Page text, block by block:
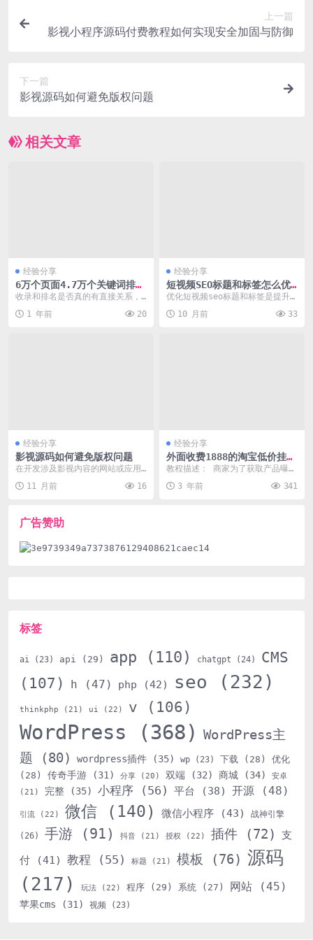
上一篇
影视小程序源码付费教程如何实现安全加固与防御
下一篇
影视源码如何避免版权问题
相关文章
经验分享
6万个页面4.7万个关键词排名
的秘籍
收录和排名是否真的有直接关系，
已经有公告明确的说到...
1 年前 20
经验分享
短视频SEO标题和标签怎么优
化
优化短视频seo标题和标签是提升
以下是基于当前技术...
10 月前 33
经验分享
影视源码如何避免版权问题
在开发涉及影视内容的网站或应用
而，未经授权使用影视源...
11 月前 16
经验分享
外面收费1888的淘宝低价挂机
项目
教程描述： 商家为了获取产品曝光
调低，我们合理的利...
3 年前 341
广告赞助
标签
ai (23) api (29) app (110) chatgpt (24)
CMS
(107)
h (47) php (42) seo (232)
thinkphp (21) ui (22) v (106)
WordPress (368) WordPress主
题 (80) wordpress插件 (35) wp (23) 下载 (28)
优化
(28)
传奇手游 (31) 分享 (20) 双端 (32) 商城 (34)
安卓
(21)
完整 (35) 小程序 (56) 平台 (38) 开源 (48)
引流 (22) 微信 (140) 微信小程序 (43) 战神引擎
(26) 手游 (91) 抖音 (21) 授权 (22) 插件 (72)
支
付 (41) 教程 (55) 标题 (21) 模板 (76) 源码
(217)
玩法 (22) 程序 (29) 系统 (27) 网站 (45)
苹果cms (31) 视频 (23)